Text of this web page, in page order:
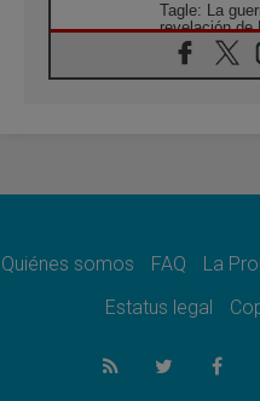
Tagle: La
revelación de
07.08.2026
Presentada
espacio público
Lanzan un
07.08.2026
Programa
Quiénes somos FAQ La
Estatus legal